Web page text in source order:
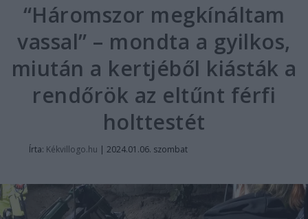
“Háromszor megkínáltam
vassal” – mondta a gyilkos,
miután a kertjéből kiásták a
rendőrök az eltűnt férfi
holttestét
Írta: Kékvillogo.hu | 2024.01.06. szombat